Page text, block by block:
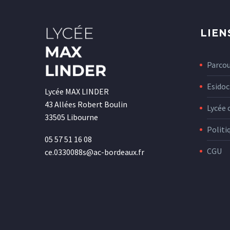
Lycée MAX LINDER
43 Allées Robert Boulin
33505 Libourne
05 57 51 16 08
ce.0330088s@ac-bordeaux.fr
Esidoc
Lycée
CGU